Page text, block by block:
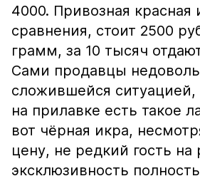
4000. Привозная красная
сравнения, стоит 2500
грамм, за 10 тысяч
Сами продавцы
сложившейся ситуацией,
на прилавке есть такое
вот чёрная икра,
цену, не редкий гость на
эксклюзивность